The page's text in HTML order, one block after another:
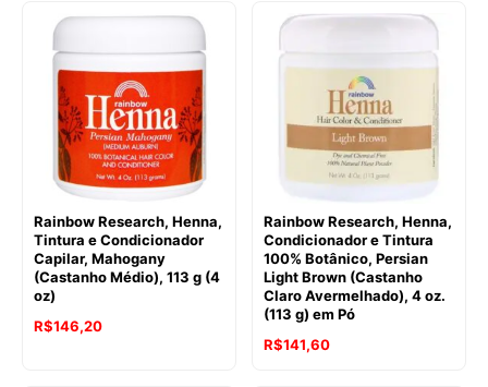
Rainbow Research, Henna,
Tintura e Condicionador
Capilar, Mahogany
(Castanho Médio), 113 g (4
oz)
R$146,20
Rainbow Research, Henna,
Condicionador e Tintura
100% Botânico, Persian
Light Brown (Castanho
Claro Avermelhado), 4 oz.
(113 g) em Pó
R$141,60